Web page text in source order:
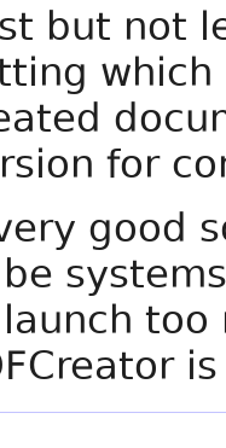
but not
for
good
too